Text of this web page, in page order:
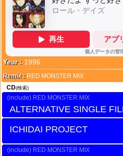
Year : 1996
Remix : RED MONSTER MIX
CD(検索)
RED MONSTER MIX
ALTERNATIVE SINGLE
ICHIDAI PROJECT
RED MONSTER MIX